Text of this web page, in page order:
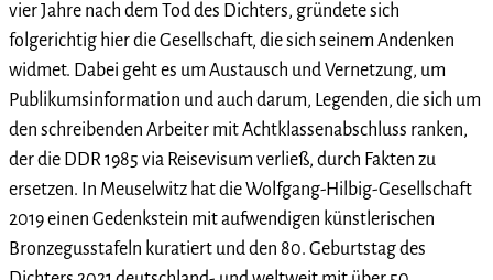
vier Jahre nach dem Tod des Dichters, gründete sich
folgerichtig hier die Gesellschaft, die sich seinem Andenken
widmet. Dabei geht es um Austausch und Vernetzung, um
Publikumsinformation und auch darum, Legenden, die sich um
den schreibenden Arbeiter mit Achtklassenabschluss ranken,
der die DDR 1985 via Reisevisum verließ, durch Fakten zu
ersetzen. In Meuselwitz hat die Wolfgang-Hilbig-Gesellschaft
2019 einen Gedenkstein mit aufwendigen künstlerischen
Bronzegusstafeln kuratiert und den 80. Geburtstag des